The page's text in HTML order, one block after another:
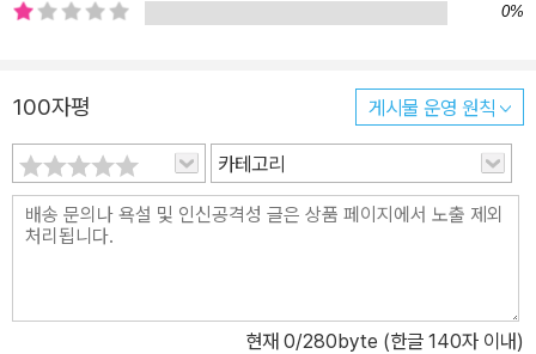
0%
100자평 게시물 운영 원칙
카테고리
현재 0/280byte (한글 140자 이내)